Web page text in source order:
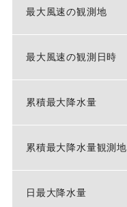
最大風速の観測地
最大風速の観測日時
累積最大降水量
累積最大降水量観測地
日最大降水量